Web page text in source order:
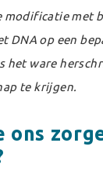
modificatie met
DNA op een
het ware
te krijgen.
ons